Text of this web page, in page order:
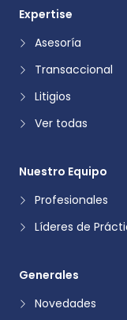
Expertise
Asesoría
Transaccional
Litigios
Ver todas
Nuestro Equipo
Profesionales
Líderes de
Generales
Novedades